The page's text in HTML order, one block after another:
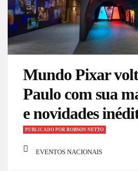
Mundo Pixar
Paulo com sua
e novidades
PUBLICADO POR ROBSON NETTO
EVENTOS NACIONAIS